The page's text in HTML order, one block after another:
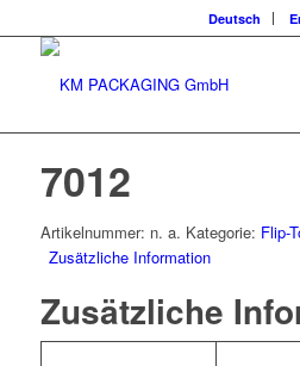
Deutsch
7012
Artikelnummer: n. a. Kategorie: Flip-
Zusätzliche Information
Zusätzliche